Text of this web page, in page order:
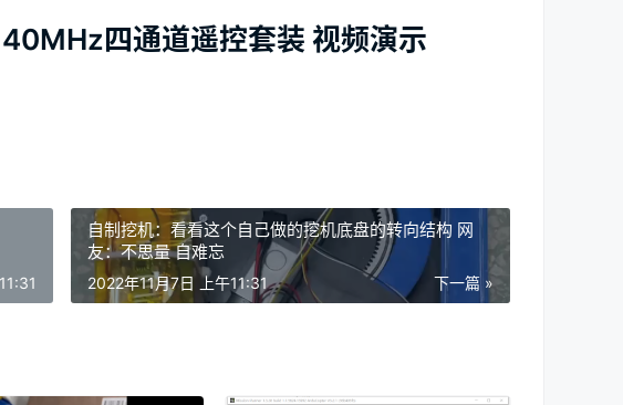
四通道遥控套装 视频演示
自制挖机：看看这个自己做的挖机底盘的转向结构 网
友：不思量 自难忘
下一篇 »
2022年11月7日 上午11:31